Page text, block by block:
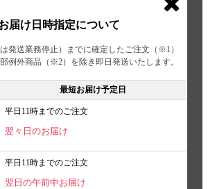
届け日時指定について
発送業務停止）までに確定したご注文（※1）
例外商品（※2）を除き即日発送いたします。
最短お届け予定日
平日11時までのご注文
翌々日のお届け
平日11時までのご注文
翌日の午前中お届け